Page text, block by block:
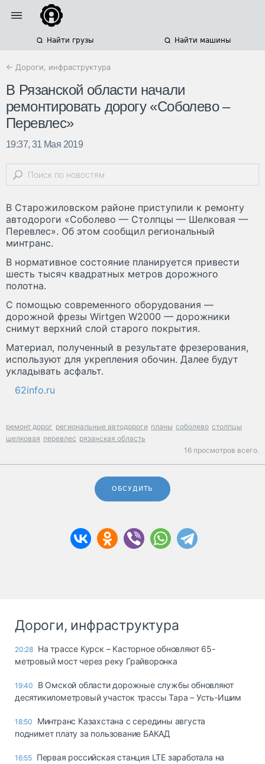
Найти грузы Найти машины
← Дороги, инфраструктура
В Рязанской области начали
ремонтировать дорогу «Соболево –
Перевлес»
19:37, 31 Мая 2019
В Старожиловском районе приступили к ремонту
автодороги «Соболево — Столпцы — Шелковая —
Перевлес». Об этом сообщил региональный
минтранс.
В нормативное состояние планируется привести
шесть тысяч квадратных метров дорожного
полотна.
С помощью современного оборудования —
дорожной фрезы Wirtgen W2000 — дорожники
снимут верхний слой старого покрытия.
Материал, полученный в результате фрезерования,
используют для укрепления обочин. Далее будут
укладывать асфальт.
62info.ru
ремонт дорог региональные автодороги планы соболево столпцы
шелковая перевлес рязанская область
16 просмотров всего.
ОБСУДИТЬ
Дороги, инфраструктура
20:28 На трассе Курск – Касторное обновляют 65-
метровый мост через реку Грайворонка
19:40
В Омской области дорожные службы обновляют
десятикилометровый участок трассы Тара – Усть-Ишим
18:50
Минтранс Казахстана с середины августа
поднимет плату за пользование БАКАД
16:55 Первая российская станция LTE заработала на